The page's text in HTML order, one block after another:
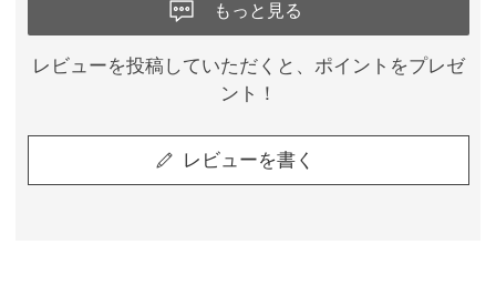
もっと見る
レビューを投稿していただくと、ポイントをプレゼ
ント！
レビューを書く